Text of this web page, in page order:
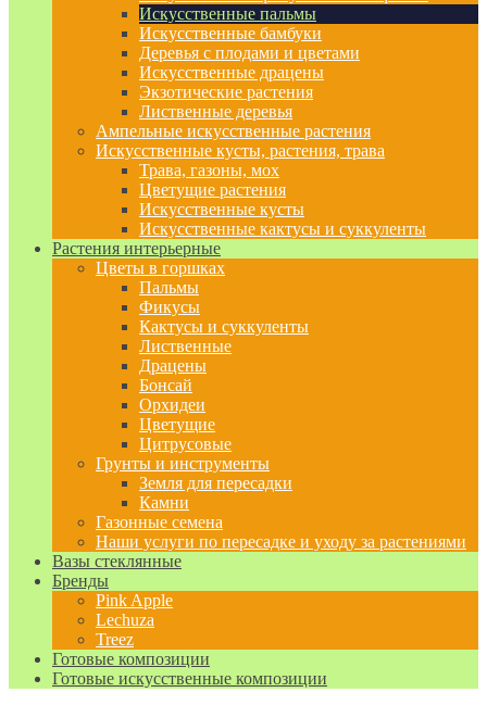
Искусственные пальмы
Искусственные бамбуки
Деревья с плодами и цветами
Искусственные драцены
Экзотические растения
Лиственные деревья
Ампельные искусственные растения
Искусственные кусты, растения, трава
Трава, газоны, мох
Цветущие растения
Искусственные кусты
Искусственные кактусы и суккуленты
Растения интерьерные
Цветы в горшках
Пальмы
Фикусы
Кактусы и суккуленты
Лиственные
Драцены
Бонсай
Орхидеи
Цветущие
Цитрусовые
Грунты и инструменты
Земля для пересадки
Камни
Газонные семена
Наши услуги по пересадке и уходу за растениями
Вазы стеклянные
Бренды
Pink Apple
Lechuza
Treez
Готовые композиции
Готовые искусственные композиции